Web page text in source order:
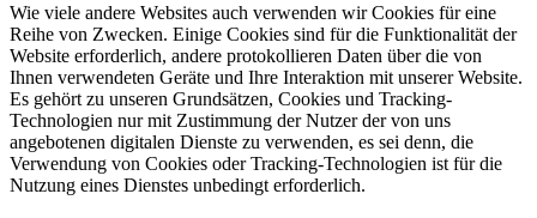
Wie viele andere Websites auch verwenden wir Cookies für eine
Reihe von Zwecken. Einige Cookies sind für die Funktionalität der
Website erforderlich, andere protokollieren Daten über die von
Ihnen verwendeten Geräte und Ihre Interaktion mit unserer Website.
Es gehört zu unseren Grundsätzen, Cookies und Tracking-
Technologien nur mit Zustimmung der Nutzer der von uns
angebotenen digitalen Dienste zu verwenden, es sei denn, die
Verwendung von Cookies oder Tracking-Technologien ist für die
Nutzung eines Dienstes unbedingt erforderlich.